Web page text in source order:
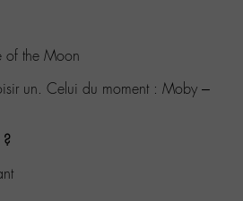
of the Moon
un. Celui du moment : Moby –
?